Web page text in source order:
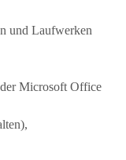
und Laufwerken
Microsoft Office